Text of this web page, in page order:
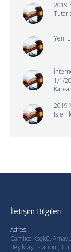
2019
Yeni
1/1/
2019
İletişim Bilgileri
Adres:
Çamlıca Köşkü,
Beşiktaş, İstanbul,